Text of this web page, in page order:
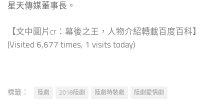
星天傳媒董事長。
【文中圖片cr：幕後之王，人物介紹轉載百度百科】
(Visited 6,677 times, 1 visits today)
標籤： 陸劇 2018陸劇 陸劇時裝劇 陸劇愛情劇